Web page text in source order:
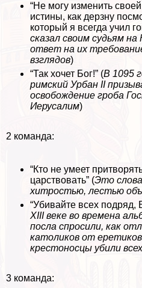
“Не могу изменить
истины, как дерзну
который я всегда учил
сказал своим судьям
ответ на их
взглядов)
“Так хочет Бог!” (В 1095
римский Урбан II
освобождение гроба
Иерусалим)
2 комaнда:
“Кто не умеет
царствовать” (Это
хитростью, лестью
“Убивайте всех подряд,
XIII веке во времена
посла спросили, как
католиков от
крестоносцы убили
3 комaнда: